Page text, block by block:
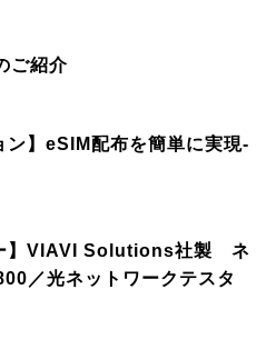
ご紹介
ン】eSIM配布を簡単に実現-
】VIAVI Solutions社製 ネ
／光ネットワークテスタ